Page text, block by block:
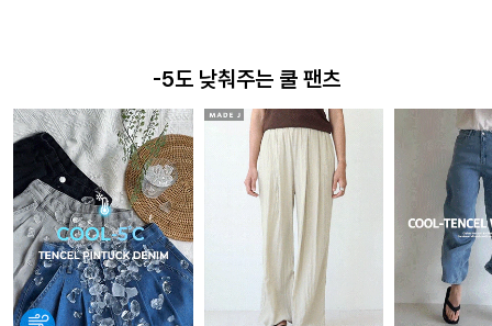
-5도 낮춰주는 쿨 팬츠